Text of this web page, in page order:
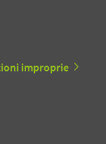
improprie